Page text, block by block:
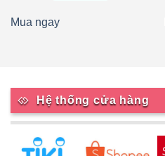
Mua ngay
Hệ thống cửa hàng